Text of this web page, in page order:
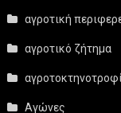
αγροτική
αγροτικό ζήτημα
Αγώνες